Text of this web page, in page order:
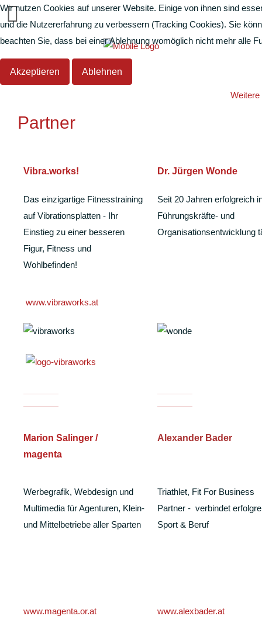
Partner
Vibra.works! Dr. Jürgen Wonde
Das einzigartige Fitnesstraining
auf Vibrationsplatten - Ihr
Einstieg zu einer besseren
Figur, Fitness und
Wohlbefinden!
Seit 20 Jahren erfolgreich
Führungskräfte- und
Organisationsentwicklung
www.vibraworks.at
Marion Salinger /
magenta
Alexander Bader
Werbegrafik, Webdesign und
Multimedia für Agenturen, Klein-
und Mittelbetriebe aller Sparten
Triathlet, Fit For Business
Partner - verbindet
Sport & Beruf
www.magenta.or.at www.alexbader.at
Wir nutzen Cookies auf unserer Website. Einige von ihnen sind
und die Nutzererfahrung zu verbessern (Tracking Cookies). Sie
beachten Sie, dass bei einer Ablehnung womöglich nicht mehr alle
Akzeptieren Ablehnen
Weitere